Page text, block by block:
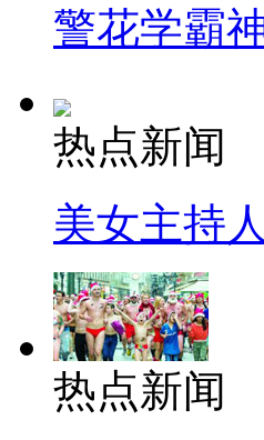
警花学霸
热点新闻
美女主持
热点新闻